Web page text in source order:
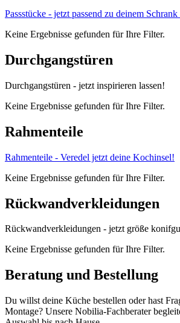
Passstücke - jetzt passend zu deinem
Keine Ergebnisse gefunden für Ihre Filter.
Durchgangstüren
Durchgangstüren - jetzt inspirieren lassen!
Keine Ergebnisse gefunden für Ihre Filter.
Rahmenteile
Rahmenteile - Veredel jetzt deine Kochinsel!
Keine Ergebnisse gefunden für Ihre Filter.
Rückwandverkleidungen
Rückwandverkleidungen - jetzt größe
Keine Ergebnisse gefunden für Ihre Filter.
Beratung und Bestellung
Du willst deine Küche bestellen oder hast
Montage? Unsere Nobilia-Fachberater